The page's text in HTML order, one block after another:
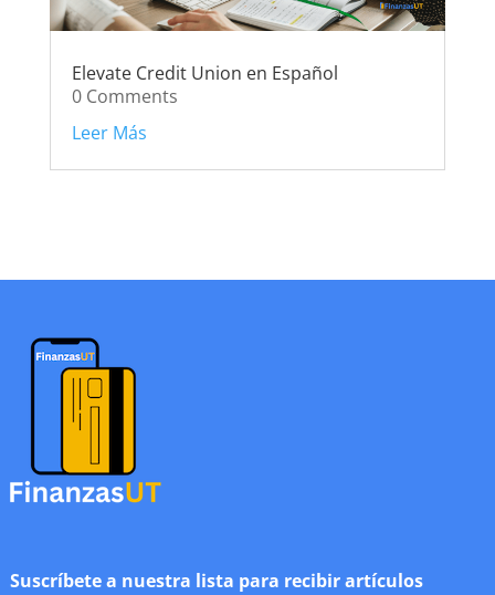
Elevate Credit Union en Español
0 Comments
Leer Más
Suscríbete a nuestra lista para recibir artículos